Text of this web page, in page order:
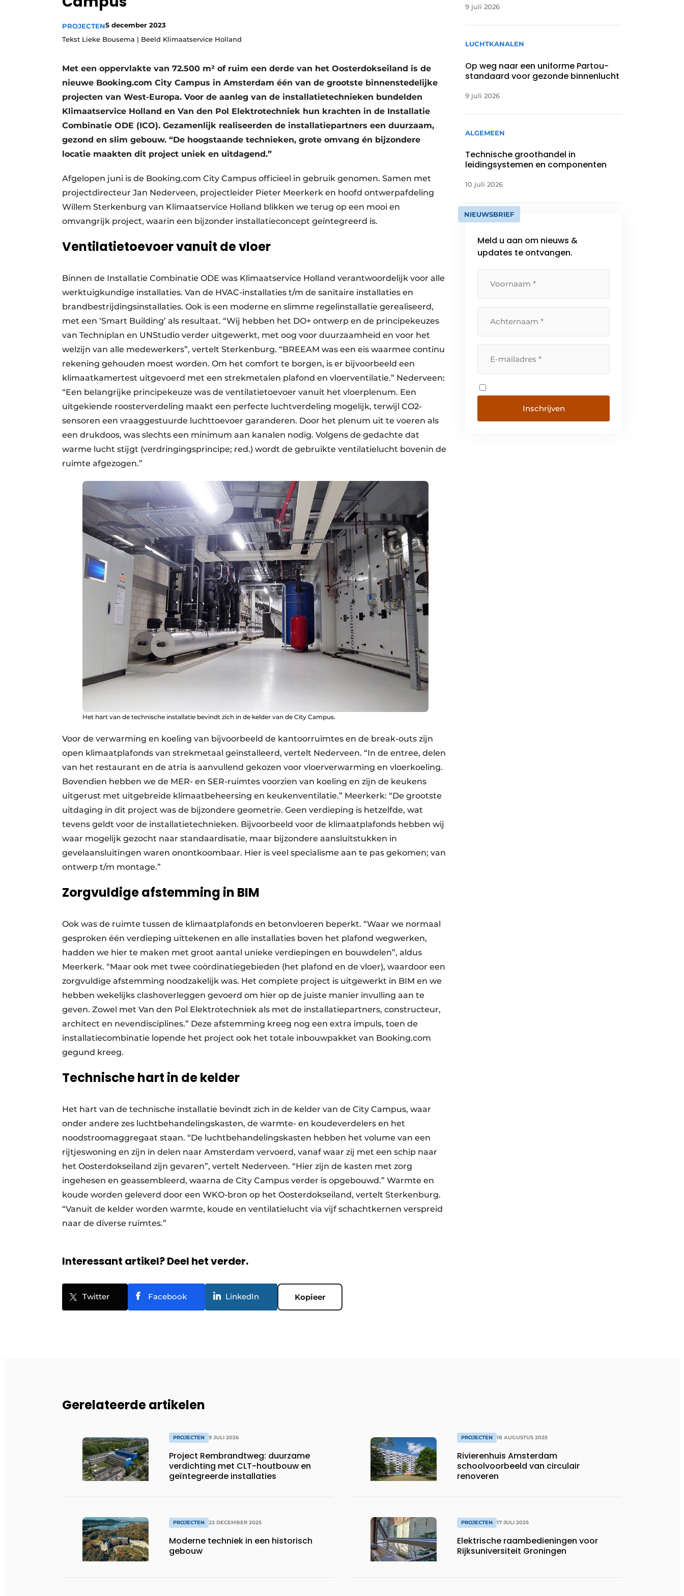
Vacatures
Video’s
PROJECTEN5 december 2023
Tekst Lieke Bousema | Beeld Klimaatservice Holland
Met een oppervlakte van 72.500 m² of ruim een derde van het Oosterdokseiland is de
nieuwe Booking.com City Campus in Amsterdam één van de grootste binnenstedelijke
projecten van West-Europa. Voor de aanleg van de installatietechnieken bundelden
Klimaatservice Holland en Van den Pol Elektrotechniek hun krachten in de Installatie
Combinatie ODE (ICO). Gezamenlijk realiseerden de installatiepartners een duurzaam,
gezond en slim gebouw. “De hoogstaande technieken, grote omvang én bijzondere
locatie maakten dit project uniek en uitdagend.”
Afgelopen juni is de Booking.com City Campus officieel in gebruik genomen. Samen met
projectdirecteur Jan Nederveen, projectleider Pieter Meerkerk en hoofd ontwerpafdeling
Willem Sterkenburg van Klimaatservice Holland blikken we terug op een mooi en
omvangrijk project, waarin een bijzonder installatieconcept geïntegreerd is.
Ventilatietoevoer vanuit de vloer
Binnen de Installatie Combinatie ODE was Klimaatservice Holland verantwoordelijk voor alle
werktuigkundige installaties. Van de HVAC-installaties t/m de sanitaire installaties en
brandbestrijdingsinstallaties. Ook is een moderne en slimme regelinstallatie gerealiseerd,
met een ‘Smart Building’ als resultaat. “Wij hebben het DO+ ontwerp en de principekeuzes
van Techniplan en UNStudio verder uitgewerkt, met oog voor duurzaamheid en voor het
welzijn van alle medewerkers”, vertelt Sterkenburg. “BREEAM was een eis waarmee continu
rekening gehouden moest worden. Om het comfort te borgen, is er bijvoorbeeld een
klimaatkamertest uitgevoerd met een strekmetalen plafond en vloerventilatie.” Nederveen:
“Een belangrijke principekeuze was de ventilatietoevoer vanuit het vloerplenum. Een
uitgekiende roosterverdeling maakt een perfecte luchtverdeling mogelijk, terwijl CO2-
sensoren een vraaggestuurde luchttoevoer garanderen. Door het plenum uit te voeren als
een drukdoos, was slechts een minimum aan kanalen nodig. Volgens de gedachte dat
warme lucht stijgt (verdringingsprincipe; red.) wordt de gebruikte ventilatielucht bovenin de
ruimte afgezogen.”
Het hart van de technische installatie bevindt zich in de kelder van de City Campus.
Voor de verwarming en koeling van bijvoorbeeld de kantoorruimtes en de break-outs zijn
open klimaatplafonds van strekmetaal geïnstalleerd, vertelt Nederveen. “In de entree, delen
van het restaurant en de atria is aanvullend gekozen voor vloerverwarming en vloerkoeling.
Bovendien hebben we de MER- en SER-ruimtes voorzien van koeling en zijn de keukens
uitgerust met uitgebreide klimaatbeheersing en keukenventilatie.” Meerkerk: “De grootste
uitdaging in dit project was de bijzondere geometrie. Geen verdieping is hetzelfde, wat
tevens geldt voor de installatietechnieken. Bijvoorbeeld voor de klimaatplafonds hebben wij
waar mogelijk gezocht naar standaardisatie, maar bijzondere aansluitstukken in
gevelaansluitingen waren onontkoombaar. Hier is veel specialisme aan te pas gekomen; van
ontwerp t/m montage.”
Zorgvuldige afstemming in BIM
Ook was de ruimte tussen de klimaatplafonds en betonvloeren beperkt. “Waar we normaal
gesproken één verdieping uittekenen en alle installaties boven het plafond wegwerken,
hadden we hier te maken met groot aantal unieke verdiepingen en bouwdelen”, aldus
Meerkerk. “Maar ook met twee coördinatiegebieden (het plafond en de vloer), waardoor een
zorgvuldige afstemming noodzakelijk was. Het complete project is uitgewerkt in BIM en we
hebben wekelijks clashoverleggen gevoerd om hier op de juiste manier invulling aan te
geven. Zowel met Van den Pol Elektrotechniek als met de installatiepartners, constructeur,
architect en nevendisciplines.” Deze afstemming kreeg nog een extra impuls, toen de
installatiecombinatie lopende het project ook het totale inbouwpakket van Booking.com
gegund kreeg.
Technische hart in de kelder
Het hart van de technische installatie bevindt zich in de kelder van de City Campus, waar
onder andere zes luchtbehandelingskasten, de warmte- en koudeverdelers en het
noodstroomaggregaat staan. “De luchtbehandelingskasten hebben het volume van een
rijtjeswoning en zijn in delen naar Amsterdam vervoerd, vanaf waar zij met een schip naar
het Oosterdokseiland zijn gevaren”, vertelt Nederveen. “Hier zijn de kasten met zorg
ingehesen en geassembleerd, waarna de City Campus verder is opgebouwd.” Warmte en
koude worden geleverd door een WKO-bron op het Oosterdokseiland, vertelt Sterkenburg.
“Vanuit de kelder worden warmte, koude en ventilatielucht via vijf schachtkernen verspreid
naar de diverse ruimtes.”
Interessant artikel? Deel het verder.
Twitter Facebook LinkedIn Kopieer
9 juli 2026
LUCHTKANALEN
Op weg naar een uniforme Partou-
standaard voor gezonde binnenlucht
9 juli 2026
ALGEMEEN
Technische groothandel in
leidingsystemen en componenten
10 juli 2026
NIEUWSBRIEF
Meld u aan om nieuws &
updates te ontvangen.
Inschrijven
Gerelateerde artikelen
PROJECTEN 9 JULI 2026
Project Rembrandtweg: duurzame
verdichting met CLT-houtbouw en
geïntegreerde installaties
PROJECTEN 22 DECEMBER 2025
Moderne techniek in een historisch
gebouw
PROJECTEN 18 AUGUSTUS 2025
Rivierenhuis Amsterdam
schoolvoorbeeld van circulair
renoveren
PROJECTEN 17 JULI 2025
Elektrische raambedieningen voor
Rijksuniversiteit Groningen